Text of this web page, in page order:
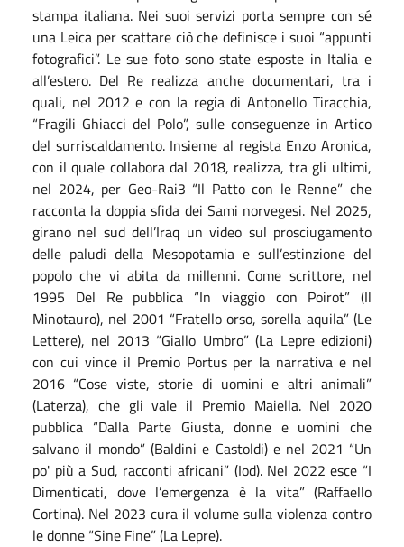
stampa italiana. Nei suoi servizi porta sempre con sé
una Leica per scattare ciò che definisce i suoi “appunti
fotografici”. Le sue foto sono state esposte in Italia e
all’estero. Del Re realizza anche documentari, tra i
quali, nel 2012 e con la regia di Antonello Tiracchia,
“Fragili Ghiacci del Polo”, sulle conseguenze in Artico
del surriscaldamento. Insieme al regista Enzo Aronica,
con il quale collabora dal 2018, realizza, tra gli ultimi,
nel 2024, per Geo-Rai3 “Il Patto con le Renne” che
racconta la doppia sfida dei Sami norvegesi. Nel 2025,
girano nel sud dell’Iraq un video sul prosciugamento
delle paludi della Mesopotamia e sull’estinzione del
popolo che vi abita da millenni. Come scrittore, nel
1995 Del Re pubblica “In viaggio con Poirot” (Il
Minotauro), nel 2001 “Fratello orso, sorella aquila” (Le
Lettere), nel 2013 “Giallo Umbro” (La Lepre edizioni)
con cui vince il Premio Portus per la narrativa e nel
2016 “Cose viste, storie di uomini e altri animali”
(Laterza), che gli vale il Premio Maiella. Nel 2020
pubblica “Dalla Parte Giusta, donne e uomini che
salvano il mondo” (Baldini e Castoldi) e nel 2021 “Un
po' più a Sud, racconti africani” (Iod). NeI 2022 esce “I
Dimenticati, dove l’emergenza è la vita” (Raffaello
Cortina). Nel 2023 cura il volume sulla violenza contro
le donne “Sine Fine” (La Lepre).